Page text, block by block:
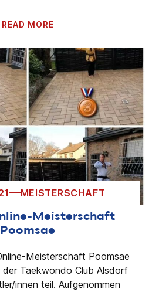
READ MORE
MEISTERSCHAFT
Meisterschaft
Poomsae
Meisterschaft Poomsae
der Taekwondo Club Alsdorf
innen teil. Aufgenommen